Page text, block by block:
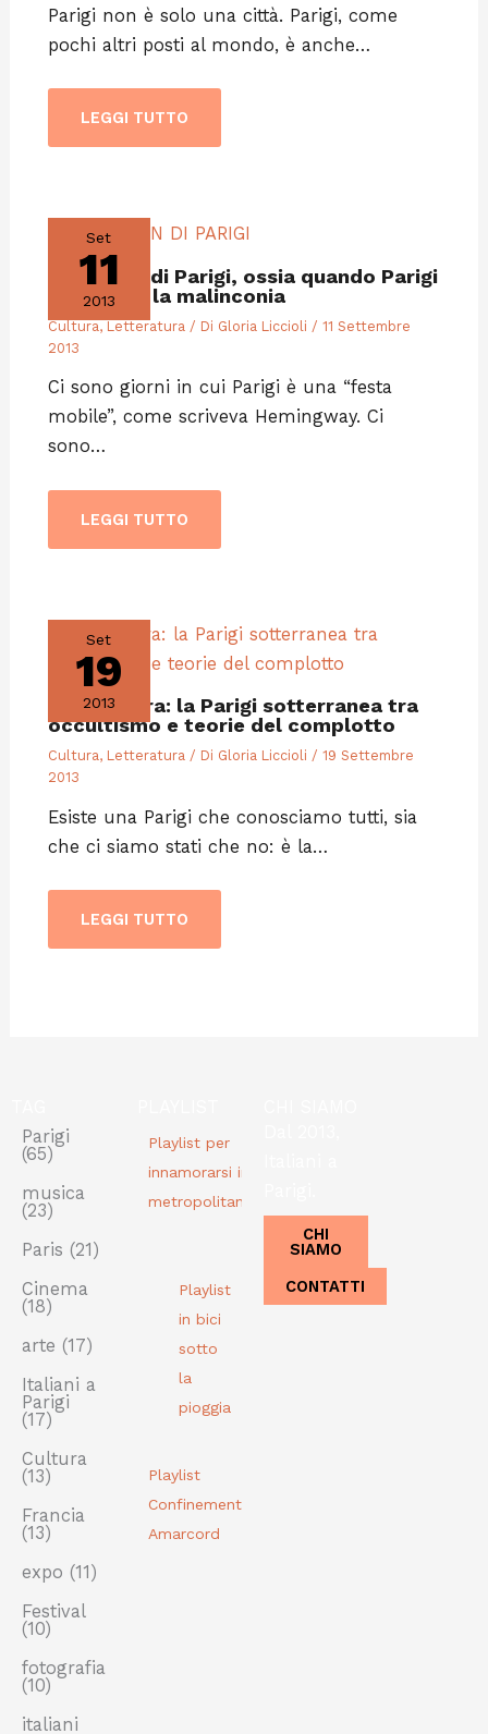
Parigi non è solo una città. Parigi, come
pochi altri posti al mondo, è anche…
LEGGI TUTTO
Set
11
2013
Lo spleen di Parigi, ossia quando Parigi
ti attacca la malinconia
Cultura,Letteratura / Di Gloria Liccioli / 11 Settembre
2013
Ci sono giorni in cui Parigi è una “festa
mobile”, come scriveva Hemingway. Ci
sono…
LEGGI TUTTO
Set
19
2013
Letteratura: la Parigi sotterranea tra
occultismo e teorie del complotto
Cultura, Letteratura/ Di Gloria Liccioli / 19 Settembre
2013
Esiste una Parigi che conosciamo tutti, sia
che ci siamo stati che no: è la…
LEGGI TUTTO
CHI
SIAMO
CONTATTI
Playlist per
innamorarsi in
metropolitana
Playlist
in bici
sotto
la
pioggia
Playlist
Confinement
Amarcord
Parigi
(65)
musica
(23)
Paris(21)
Cinema
(18)
arte(17)
Italiani a
Parigi
(17)
Cultura
(13)
Francia
(13)
expo(11)
Festival
(10)
fotografia
(10)
italiani